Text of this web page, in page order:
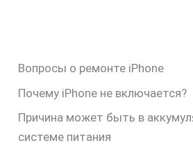
Вопросы о ремонте iPhone
Почему iPhone не включается?
Причина может быть в
системе питания